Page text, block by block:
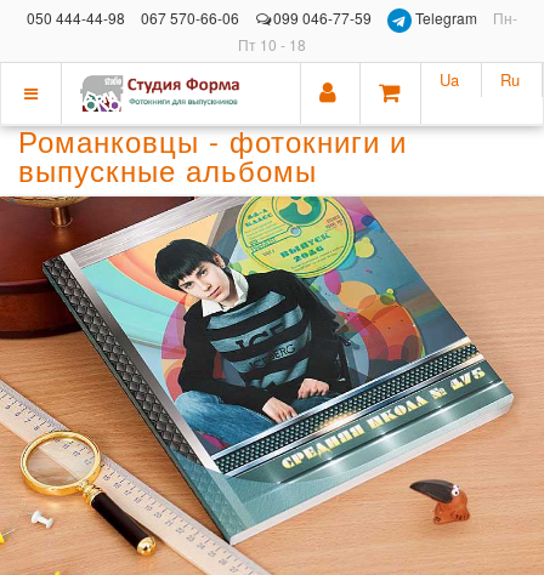
050 444-44-98 067 570-66-06 099 046-77-59 Telegram
Пн-
Пт 10 - 18
Показать
меню
Ua Ru
Романковцы - фотокниги и
выпускные альбомы